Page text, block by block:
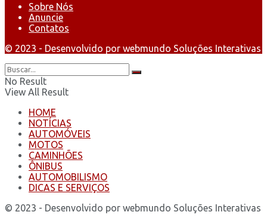
Sobre Nós
Anuncie
Contatos
© 2023 - Desenvolvido por webmundo Soluções Interativas
No Result
View All Result
HOME
NOTÍCIAS
AUTOMÓVEIS
MOTOS
CAMINHÕES
ÔNIBUS
AUTOMOBILISMO
DICAS E SERVIÇOS
© 2023 - Desenvolvido por webmundo Soluções Interativas